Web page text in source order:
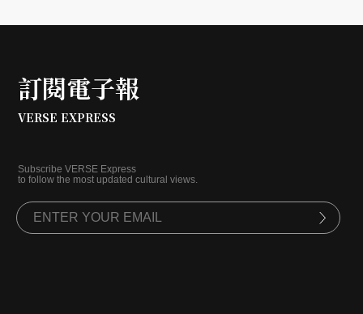
訂閱電子報
VERSE EXPRESS
Subscribe VERSE Express
to follow the most updated cultural views.